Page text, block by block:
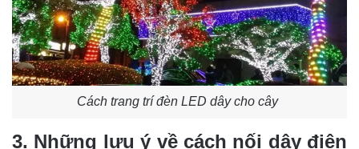
Cách trang trí đèn LED dây cho cây
3. Những lưu ý về cách nối dây điện